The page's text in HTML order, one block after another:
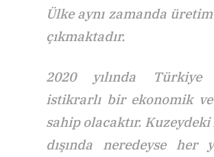
Ülke aynı zamanda
çıkmaktadır.
2020 yılında
istikrarlı bir ekonomik
sahip olacaktır.
dışında neredeyse her